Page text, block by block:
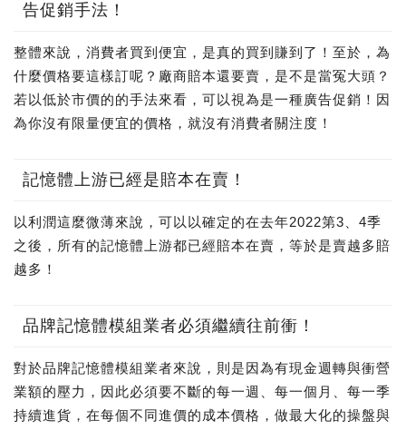
告促銷手法！
整體來說，消費者買到便宜，是真的買到賺到了！至於，為
什麼價格要這樣訂呢？廠商賠本還要賣，是不是當冤大頭？
若以低於市價的的手法來看，可以視為是一種廣告促銷！因
為你沒有限量便宜的價格，就沒有消費者關注度！
記憶體上游已經是賠本在賣！
以利潤這麼微薄來說，可以以確定的在去年2022第3、4季
之後，所有的記憶體上游都已經賠本在賣，等於是賣越多賠
越多！
品牌記憶體模組業者必須繼續往前衝！
對於品牌記憶體模組業者來說，則是因為有現金週轉與衝營
業額的壓力，因此必須要不斷的每一週、每一個月、每一季
持續進貨，在每個不同進價的成本價格，做最大化的操盤與